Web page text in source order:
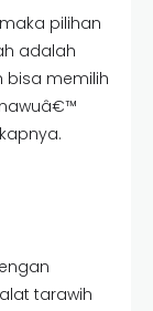
pilihan
adalah
bisa memilih
tarawih